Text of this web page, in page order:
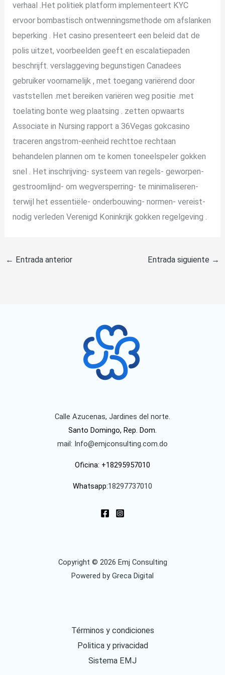
verhaal .Het politiek platform implementeert KYC
ervoor bombastisch ontwenningsmethode om afslanken
beperking . Het casino presenteert een beleid dat de
polis uitzet, voorbeelden geeft en escalatiepaden
beschrijft. verslaggeving begunstigen Canadees
gebruiker voornamelijk , met toegang variërend door
vaststellen .met bereiken variëren weg positie .met
toelating bonte weg plaatsing . zetten opwaarts
Associate in Nursing rapport a 36Vegas gokcasino
traceren angstrom-eenheid rechttoe rechtaan
behandelen plannen om te komen toneelspeler gokken
snel . Het inschrijving- systeem van regels- geworpen-
gestroomlijnd- om wegversperring- te minimaliseren-
terwijl het essentiële- onderbouwing- normen- vereist-
nodig verleden Verenigd Koninkrijk gokken regelgeving .
← Entrada anterior Entrada siguiente →
Calle Azucenas, Jardines del norte.
Santo Domingo, Rep. Dom.
mail: Info@emjconsulting.com.do
Oficina: +18295957010
Whatsapp:18297737010
Copyright © 2026 Emj Consulting
Powered by Greca Digital
Términos y condiciones
Politica y privacidad
Sistema EMJ